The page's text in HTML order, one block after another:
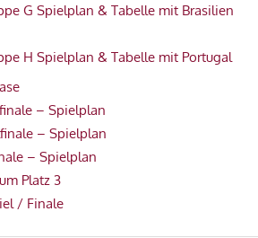
G Spielplan & Tabelle mit Brasilien
H Spielplan & Tabelle mit Portugal
– Spielplan
– Spielplan
– Spielplan
Platz 3
/ Finale